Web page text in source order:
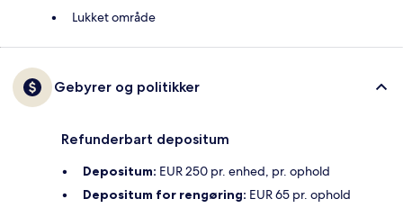
Lukket område
Gebyrer og politikker
Refunderbart depositum
Depositum: EUR 250 pr. enhed, pr. ophold
Depositum for rengøring: EUR 65 pr. ophold